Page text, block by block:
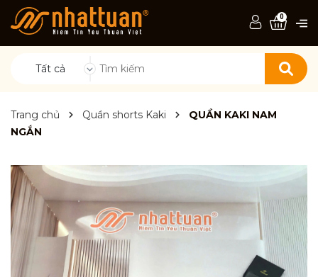
Tất cả
0
Trang chủ Quần shorts Kaki
QUẦN KAKI NAM
NGẮN